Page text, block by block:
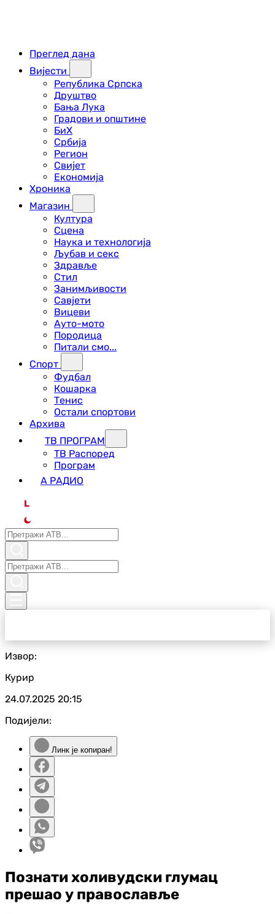
Преглед дана
Вијести
Република Српска
Друштво
Бања Лука
Градови и општине
БиХ
Србија
Регион
Свијет
Економија
Хроника
Магазин
Култура
Сцена
Наука и технологија
Љубав и секс
Здравље
Стил
Занимљивости
Савјети
Вицеви
Ауто-мото
Породица
Питали смо...
Спорт
Фудбал
Кошарка
Тенис
Остали спортови
Архива
ТВ ПРОГРАМ
ТВ Распоред
Програм
А РАДИО
L
Извор:
Курир
24.07.2025 20:15
Подијели:
Линк је копиран!
Познати холивудски глумац
прешао у православље